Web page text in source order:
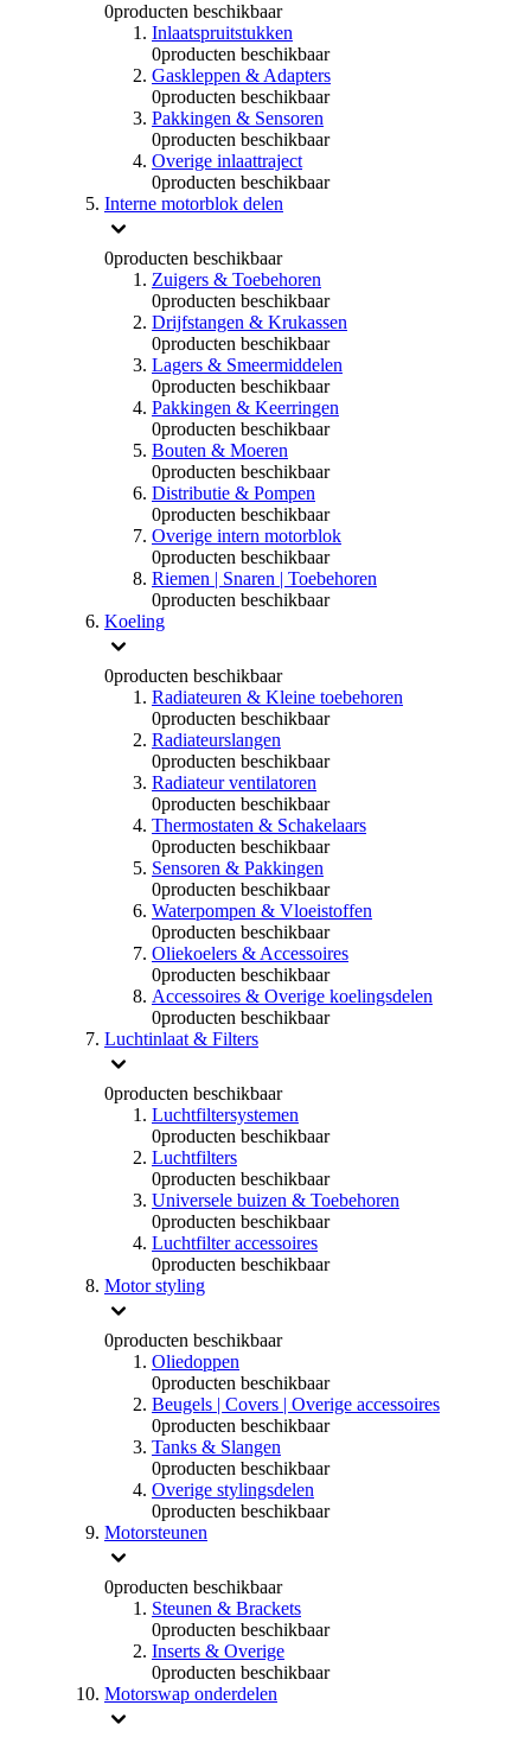
0producten beschikbaar
Inlaatspruitstukken
0producten beschikbaar
Gaskleppen & Adapters
0producten beschikbaar
Pakkingen & Sensoren
0producten beschikbaar
Overige inlaattraject
0producten beschikbaar
Interne motorblok delen
0producten beschikbaar
Zuigers & Toebehoren
0producten beschikbaar
Drijfstangen & Krukassen
0producten beschikbaar
Lagers & Smeermiddelen
0producten beschikbaar
Pakkingen & Keerringen
0producten beschikbaar
Bouten & Moeren
0producten beschikbaar
Distributie & Pompen
0producten beschikbaar
Overige intern motorblok
0producten beschikbaar
Riemen | Snaren | Toebehoren
0producten beschikbaar
Koeling
0producten beschikbaar
Radiateuren & Kleine toebehoren
0producten beschikbaar
Radiateurslangen
0producten beschikbaar
Radiateur ventilatoren
0producten beschikbaar
Thermostaten & Schakelaars
0producten beschikbaar
Sensoren & Pakkingen
0producten beschikbaar
Waterpompen & Vloeistoffen
0producten beschikbaar
Oliekoelers & Accessoires
0producten beschikbaar
Accessoires & Overige koelingsdelen
0producten beschikbaar
Luchtinlaat & Filters
0producten beschikbaar
Luchtfiltersystemen
0producten beschikbaar
Luchtfilters
0producten beschikbaar
Universele buizen & Toebehoren
0producten beschikbaar
Luchtfilter accessoires
0producten beschikbaar
Motor styling
0producten beschikbaar
Oliedoppen
0producten beschikbaar
Beugels | Covers | Overige accessoires
0producten beschikbaar
Tanks & Slangen
0producten beschikbaar
Overige stylingsdelen
0producten beschikbaar
Motorsteunen
0producten beschikbaar
Steunen & Brackets
0producten beschikbaar
Inserts & Overige
0producten beschikbaar
Motorswap onderdelen